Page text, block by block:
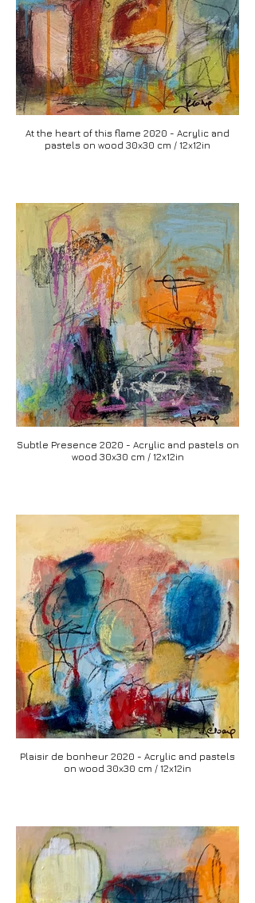
At the heart of this flame 2020 - Acrylic and
pastels on wood 30x30 cm / 12x12in
Subtle Presence 2020 - Acrylic and pastels on
wood 30x30 cm / 12x12in
Plaisir de bonheur 2020 - Acrylic and pastels
on wood 30x30 cm / 12x12in